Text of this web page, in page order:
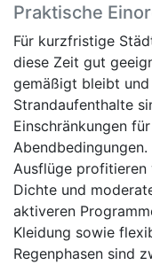
Praktische
Für kurzfristige
diese Zeit gut
gemäßigt bleibt
Strandaufenthalte
Einschränkungen
Ausflüge
Dichte und
aktiveren
Kleidung sowie
Regenphasen sind